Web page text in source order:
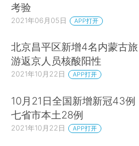
考验
2021年06月05日 APP打开
北京昌平区新增4名内蒙古旅
游返京人员核酸阳性
2021年10月22日 APP打开
10月21日全国新增新冠43例
七省市本土28例
2021年10月22日 APP打开